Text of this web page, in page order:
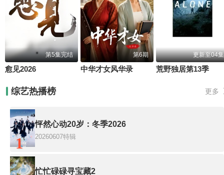
第5集完结
愈见2026
第6期
中华才女风华录
更新至04集
荒野独居第13季
综艺热播榜 更多
1
怦然心动20岁：冬季2026
20260607特辑
忙忙碌碌寻宝藏2